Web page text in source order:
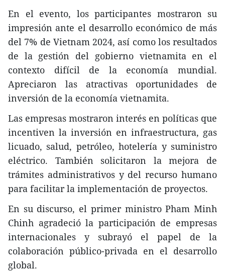
En el evento, los participantes mostraron su
impresión ante el desarrollo económico de más
del 7% de Vietnam 2024, así como los resultados
de la gestión del gobierno vietnamita en el
contexto difícil de la economía mundial.
Apreciaron las atractivas oportunidades de
inversión de la economía vietnamita.
Las empresas mostraron interés en políticas que
incentiven la inversión en infraestructura, gas
licuado, salud, petróleo, hotelería y suministro
eléctrico. También solicitaron la mejora de
trámites administrativos y del recurso humano
para facilitar la implementación de proyectos.
En su discurso, el primer ministro Pham Minh
Chinh agradeció la participación de empresas
internacionales y subrayó el papel de la
colaboración público-privada en el desarrollo
global.